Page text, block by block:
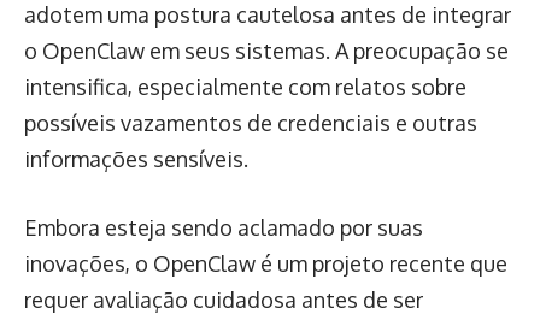
adotem uma postura cautelosa antes de integrar
o OpenClaw em seus sistemas. A preocupação se
intensifica, especialmente com relatos sobre
possíveis vazamentos de credenciais e outras
informações sensíveis.
Embora esteja sendo aclamado por suas
inovações, o OpenClaw é um projeto recente que
requer avaliação cuidadosa antes de ser